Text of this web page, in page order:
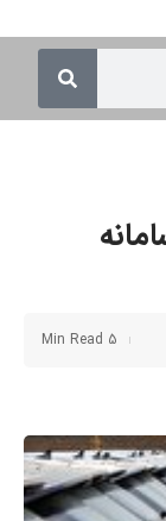
5 Min Read